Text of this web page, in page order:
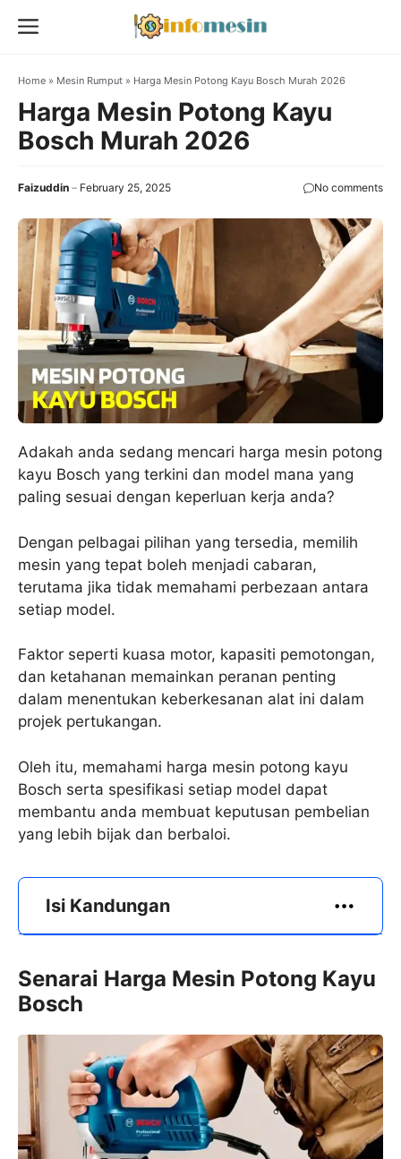
Menu
Home » Mesin Rumput » Harga Mesin Potong Kayu Bosch Murah 2026
Harga Mesin Potong Kayu
Bosch Murah 2026
Faizuddin February 25, 2025 No comments
Adakah anda sedang mencari harga mesin potong
kayu Bosch yang terkini dan model mana yang
paling sesuai dengan keperluan kerja anda?
Dengan pelbagai pilihan yang tersedia, memilih
mesin yang tepat boleh menjadi cabaran,
terutama jika tidak memahami perbezaan antara
setiap model.
Faktor seperti kuasa motor, kapasiti pemotongan,
dan ketahanan memainkan peranan penting
dalam menentukan keberkesanan alat ini dalam
projek pertukangan.
Oleh itu, memahami harga mesin potong kayu
Bosch serta spesifikasi setiap model dapat
membantu anda membuat keputusan pembelian
yang lebih bijak dan berbaloi.
Isi Kandungan
Senarai Harga Mesin Potong Kayu
Bosch